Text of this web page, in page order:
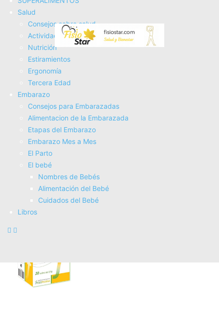
Salud
Consejos sobre salud
Actividad Fí­sica
Nutrición
Estiramientos
Ergonomí­a
Tercera Edad
Embarazo
Consejos para Embarazadas
Alimentacion de la Embarazada
Etapas del Embarazo
Embarazo Mes a Mes
El Parto
El bebé
Nombres de Bebés
Alimentación del Bebé
Cuidados del Bebé
Libros
con artrosis. Por ultimo se encuentra una relación negativa
entre la osteoporosis y la artrosis ya que las mujeres que
no poseen osteoporosis no sufren de
artrosis y viceversa.
ARTROSIS. Alimentos y Plantas Medicinales: Conoce
TODO sobre la artrosis, y aprende cómo tratarla con
plantas medicinales, con la alimentación y con otros...
COMPRAR AHORA
Amazon.es